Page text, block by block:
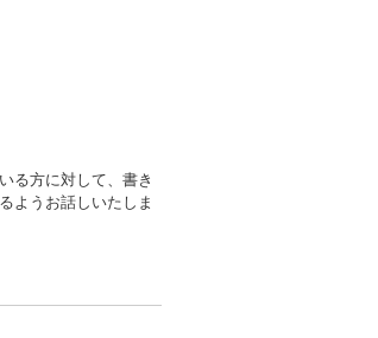
る方に対して、書き
ようお話しいたしま